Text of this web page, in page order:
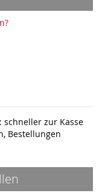
schneller zur Kasse
Bestellungen